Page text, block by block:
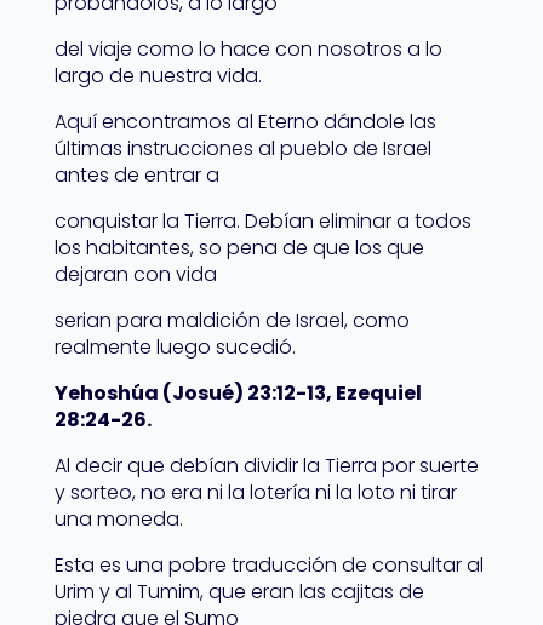
del viaje como lo hace con nosotros a lo
largo de nuestra vida.
Aquí encontramos al Eterno dándole las
últimas instrucciones al pueblo de Israel
antes de entrar a
conquistar la Tierra. Debían eliminar a todos
los habitantes, so pena de que los que
dejaran con vida
serian para maldición de Israel, como
realmente luego sucedió.
Yehoshúa (Josué) 23:12-13, Ezequiel
28:24-26.
Al decir que debían dividir la Tierra por suerte
y sorteo, no era ni la lotería ni la loto ni tirar
una moneda.
Esta es una pobre traducción de consultar al
Urim y al Tumim, que eran las cajitas de
piedra que el Sumo